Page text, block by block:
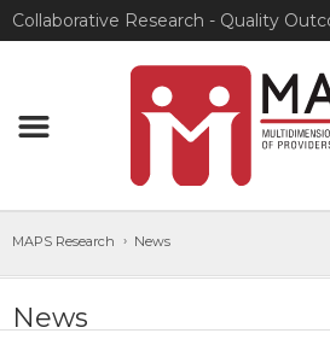
Collaborative Research - Quality
MAPS Research News
News